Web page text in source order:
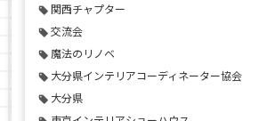
関西チャプター
交流会
魔法のリノベ
大分県インテリアコーディネーター協会
大分県